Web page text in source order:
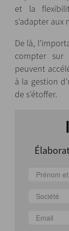
et la
s’adapter
De là,
compter sur
peuvent
à la gestion
de s’étoffer.